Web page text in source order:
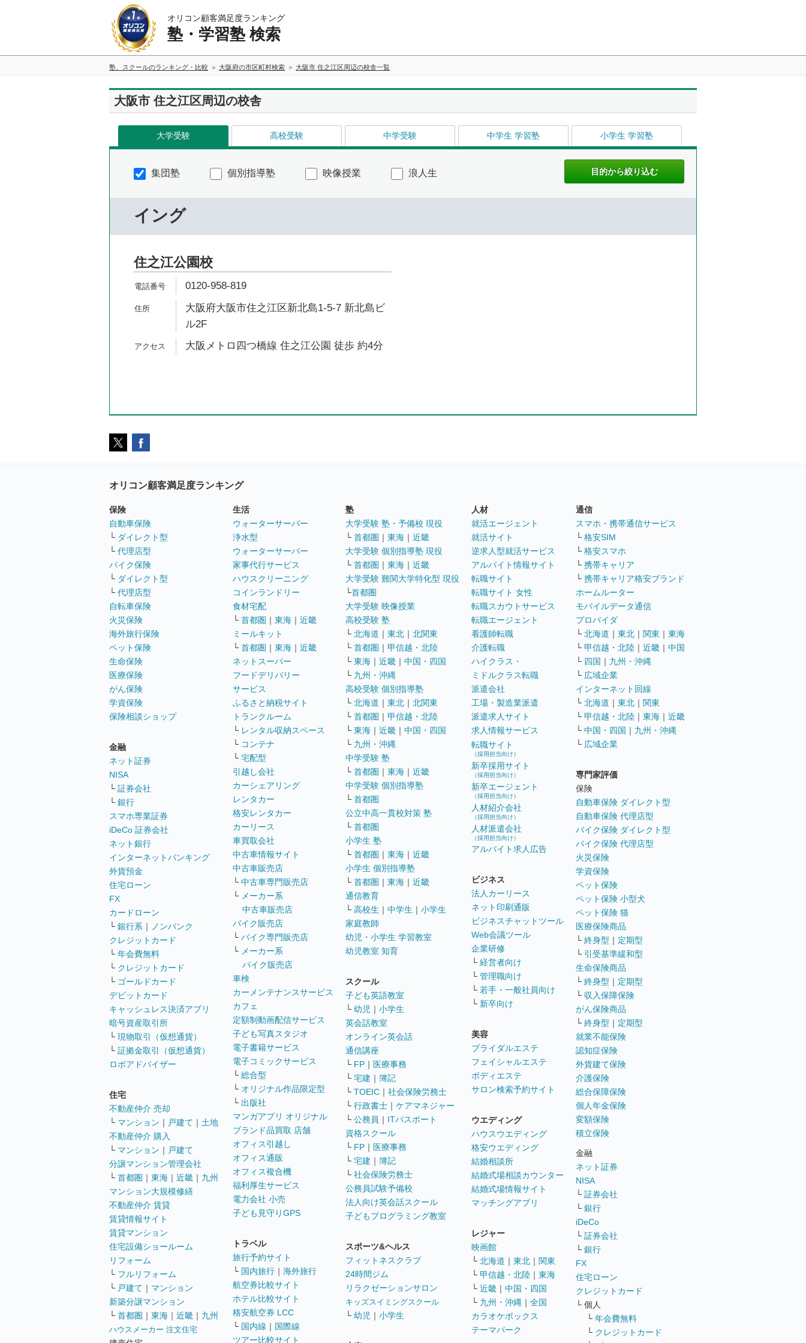
オリコン顧客満足度ランキング
塾・学習塾 検索
塾、スクールのランキング・比較 大阪府の市区町村検索 大阪市 住之江区周辺の校舎一覧
大阪市 住之江区周辺の校舎
大学受験 高校受験 中学受験 中学生 学習塾 小学生 学習塾
集団塾 個別指導塾 映像授業 浪人生
イング
住之江公園校
0120-958-819
大阪府大阪市住之江区新北島1-5-7 新北島ビ
ル2F
大阪メトロ四つ橋線 住之江公園 徒歩 約4分
オリコン顧客満足度ランキング
保険
自動車保険
└ ダイレクト型
└ 代理店型
バイク保険
└ ダイレクト型
└ 代理店型
自転車保険
火災保険
海外旅行保険
ペット保険
生命保険
医療保険
がん保険
学資保険
保険相談ショップ
金融
ネット証券
NISA
└ 証券会社
└ 銀行
スマホ専業証券
iDeCo 証券会社
ネット銀行
インターネットバンキング
外貨預金
住宅ローン
FX
カードローン
└ 銀行系 ｜
ノンバンク
クレジットカード
└ 年会費無料
└ クレジットカード
└ ゴールドカード
デビットカード
キャッシュレス決済アプリ
暗号資産取引所
└ 現物取引（仮想通貨）
└ 証拠金取引（仮想通貨）
ロボアドバイザー
住宅
不動産仲介 売却
└ マンション ｜ 戸建て ｜ 土地
不動産仲介 購入
└ マンション ｜ 戸建て
分譲マンション管理会社
└ 首都圏 ｜ 東海 ｜ 近畿 ｜ 九州
マンション大規模修繕
不動産仲介 賃貸
賃貸情報サイト
賃貸マンション
住宅設備ショールーム
リフォーム
└ フルリフォーム
└ 戸建て ｜ マンション
新築分譲マンション
└ 首都圏 ｜ 東海 ｜ 近畿 ｜ 九州
ハウスメーカー 注文住宅
生活
ウォーターサーバー
浄水型
ウォーターサーバー
家事代行サービス
ハウスクリーニング
コインランドリー
食材宅配
└ 首都圏 ｜ 東海 ｜ 近畿
ミールキット
└ 首都圏 ｜ 東海 ｜ 近畿
ネットスーパー
フードデリバリー
サービス
ふるさと納税サイト
トランクルーム
└ レンタル収納スペース
└ コンテナ
└ 宅配型
引越し会社
カーシェアリング
レンタカー
格安レンタカー
カーリース
車買取会社
中古車情報サイト
中古車販売店
└ 中古車専門販売店
└ メーカー系
中古車販売店
バイク販売店
└ バイク専門販売店
└ メーカー系
バイク販売店
車検
カーメンテナンスサービス
カフェ
定額制動画配信サービス
子ども写真スタジオ
電子書籍サービス
電子コミックサービス
└ 総合型
└ オリジナル作品限定型
└ 出版社
マンガアプリ オリジナル
ブランド品買取 店舗
オフィス引越し
オフィス通販
オフィス複合機
福利厚生サービス
電力会社 小売
子ども見守りGPS
トラベル
旅行予約サイト
└ 国内旅行 ｜ 海外旅行
航空券比較サイト
ホテル比較サイト
格安航空券 LCC
└ 国内線 ｜ 国際線
ツアー比較サイト
塾
大学受験 塾・予備校 現役
└ 首都圏 ｜ 東海 ｜ 近畿
大学受験 個別指導塾 現役
└ 首都圏 ｜ 東海 ｜ 近畿
大学受験 難関大学特化型 現役
└首都圏
大学受験 映像授業
高校受験 塾
└ 北海道 ｜ 東北 ｜ 北関東
└ 首都圏 ｜ 甲信越・北陸
└ 東海 ｜ 近畿 ｜ 中国・四国
└ 九州・沖縄
高校受験 個別指導塾
└ 北海道 ｜ 東北 ｜ 北関東
└ 首都圏 ｜ 甲信越・北陸
└ 東海 ｜ 近畿 ｜ 中国・四国
└ 九州・沖縄
中学受験 塾
└ 首都圏 ｜ 東海 ｜ 近畿
中学受験 個別指導塾
└ 首都圏
公立中高一貫校対策 塾
└ 首都圏
小学生 塾
└ 首都圏 ｜ 東海 ｜ 近畿
小学生 個別指導塾
└ 首都圏 ｜ 東海 ｜ 近畿
通信教育
└ 高校生 ｜ 中学生 ｜ 小学生
家庭教師
幼児・小学生 学習教室
幼児教室 知育
スクール
子ども英語教室
└ 幼児 ｜ 小学生
英会話教室
オンライン英会話
通信講座
└ FP ｜ 医療事務
└ 宅建 ｜ 簿記
└ TOEIC ｜ 社会保険労務士
└ 行政書士 ｜ ケアマネジャー
└ 公務員 ｜ ITパスポート
資格スクール
└ FP ｜ 医療事務
└ 宅建 ｜ 簿記
└ 社会保険労務士
公務員試験予備校
法人向け英会話スクール
子どもプログラミング教室
スポーツ&ヘルス
フィットネスクラブ
24時間ジム
リラクゼーションサロン
キッズスイミングスクール
└ 幼児 ｜ 小学生
人材
就活エージェント
就活サイト
逆求人型就活サービス
アルバイト情報サイト
転職サイト
転職サイト 女性
転職スカウトサービス
転職エージェント
看護師転職
介護転職
ハイクラス・
ミドルクラス転職
派遣会社
工場・製造業派遣
派遣求人サイト
求人情報サービス
転職サイト
（採用担当向け）
新卒採用サイト
（採用担当向け）
新卒エージェント
（採用担当向け）
人材紹介会社
（採用担当向け）
人材派遣会社
（採用担当向け）
アルバイト求人広告
ビジネス
法人カーリース
ネット印刷通販
ビジネスチャットツール
Web会議ツール
企業研修
└ 経営者向け
└ 管理職向け
└ 若手・一般社員向け
└ 新卒向け
美容
ブライダルエステ
フェイシャルエステ
ボディエステ
サロン検索予約サイト
ウエディング
ハウスウエディング
格安ウエディング
結婚相談所
結婚式場相談カウンター
結婚式場情報サイト
マッチングアプリ
レジャー
映画館
└ 北海道 ｜ 東北 ｜ 関東
└ 甲信越・北陸 ｜ 東海
└ 近畿 ｜ 中国・四国
└ 九州・沖縄 ｜ 全国
カラオケボックス
テーマパーク
通信
スマホ・携帯通信サービス
└ 格安SIM
└ 格安スマホ
└ 携帯キャリア
└ 携帯キャリア格安ブランド
ホームルーター
モバイルデータ通信
プロバイダ
└ 北海道 ｜ 東北 ｜ 関東 ｜ 東海
└ 甲信越・北陸 ｜ 近畿 ｜ 中国
└ 四国 ｜ 九州・沖縄
└ 広域企業
インターネット回線
└ 北海道 ｜ 東北 ｜ 関東
└ 甲信越・北陸 ｜ 東海 ｜ 近畿
└ 中国・四国 ｜ 九州・沖縄
└ 広域企業
専門家評価
保険
自動車保険 ダイレクト型
自動車保険 代理店型
バイク保険 ダイレクト型
バイク保険 代理店型
火災保険
学資保険
ペット保険
ペット保険 小型犬
ペット保険 猫
医療保険商品
└ 終身型 ｜ 定期型
└ 引受基準緩和型
生命保険商品
└ 終身型 ｜ 定期型
└ 収入保障保険
がん保険商品
└ 終身型 ｜ 定期型
就業不能保険
認知症保険
外貨建て保険
介護保険
総合保障保険
個人年金保険
変額保険
積立保険
金融
ネット証券
NISA
└ 証券会社
└ 銀行
iDeCo
└ 証券会社
└ 銀行
FX
住宅ローン
クレジットカード
└ 個人
└ 年会費無料
└ クレジットカード